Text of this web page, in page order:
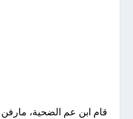
قام ابن عم الضحية، مارفن